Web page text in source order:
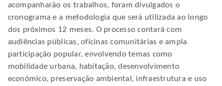
acompanharão os trabalhos, foram divulgados o
cronograma e a metodologia que será utilizada ao longo
dos próximos 12 meses. O processo contará com
audiências públicas, oficinas comunitárias e ampla
participação popular, envolvendo temas como
mobilidade urbana, habitação, desenvolvimento
econômico, preservação ambiental, infraestrutura e uso